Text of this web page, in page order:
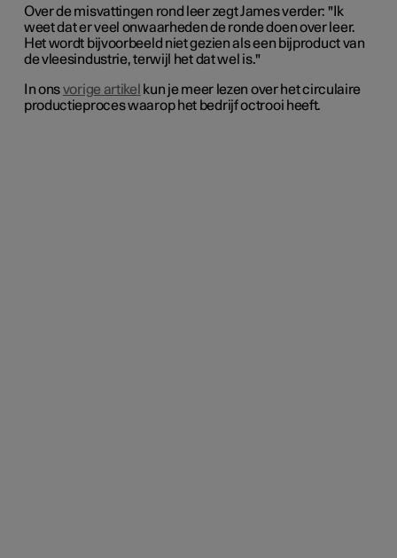
Over de misvattingen rond leer zegt James verder: "Ik
weet dat er veel onwaarheden de ronde doen over leer.
Het wordt bijvoorbeeld niet gezien als een bijproduct van
de vleesindustrie, terwijl het dat wel is."
In onsvorige artikel kun je meer lezen over het circulaire
productieproces waarop het bedrijf octrooi heeft.